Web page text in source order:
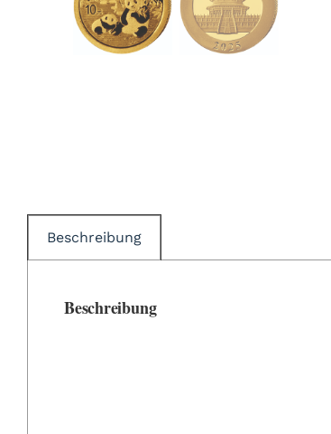
Beschreibung
Beschreibung